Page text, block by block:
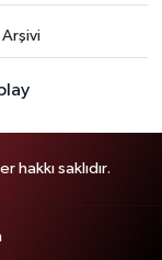
saklıdır.